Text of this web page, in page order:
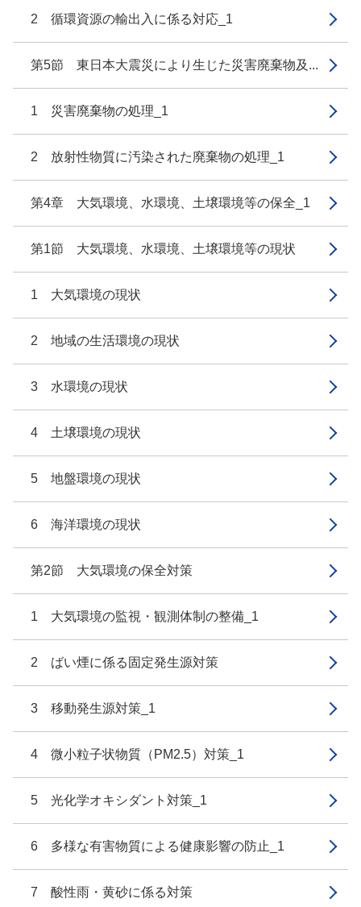
2 循環資源の輸出入に係る対応_1
第5節 東日本大震災により生じた災害廃棄物及...
1 災害廃棄物の処理_1
2 放射性物質に汚染された廃棄物の処理_1
第4章 大気環境、水環境、土壌環境等の保全_1
第1節 大気環境、水環境、土壌環境等の現状
1 大気環境の現状
2 地域の生活環境の現状
3 水環境の現状
4 土壌環境の現状
5 地盤環境の現状
6 海洋環境の現状
第2節 大気環境の保全対策
1 大気環境の監視・観測体制の整備_1
2 ばい煙に係る固定発生源対策
3 移動発生源対策_1
4 微小粒子状物質（PM2.5）対策_1
5 光化学オキシダント対策_1
6 多様な有害物質による健康影響の防止_1
7 酸性雨・黄砂に係る対策